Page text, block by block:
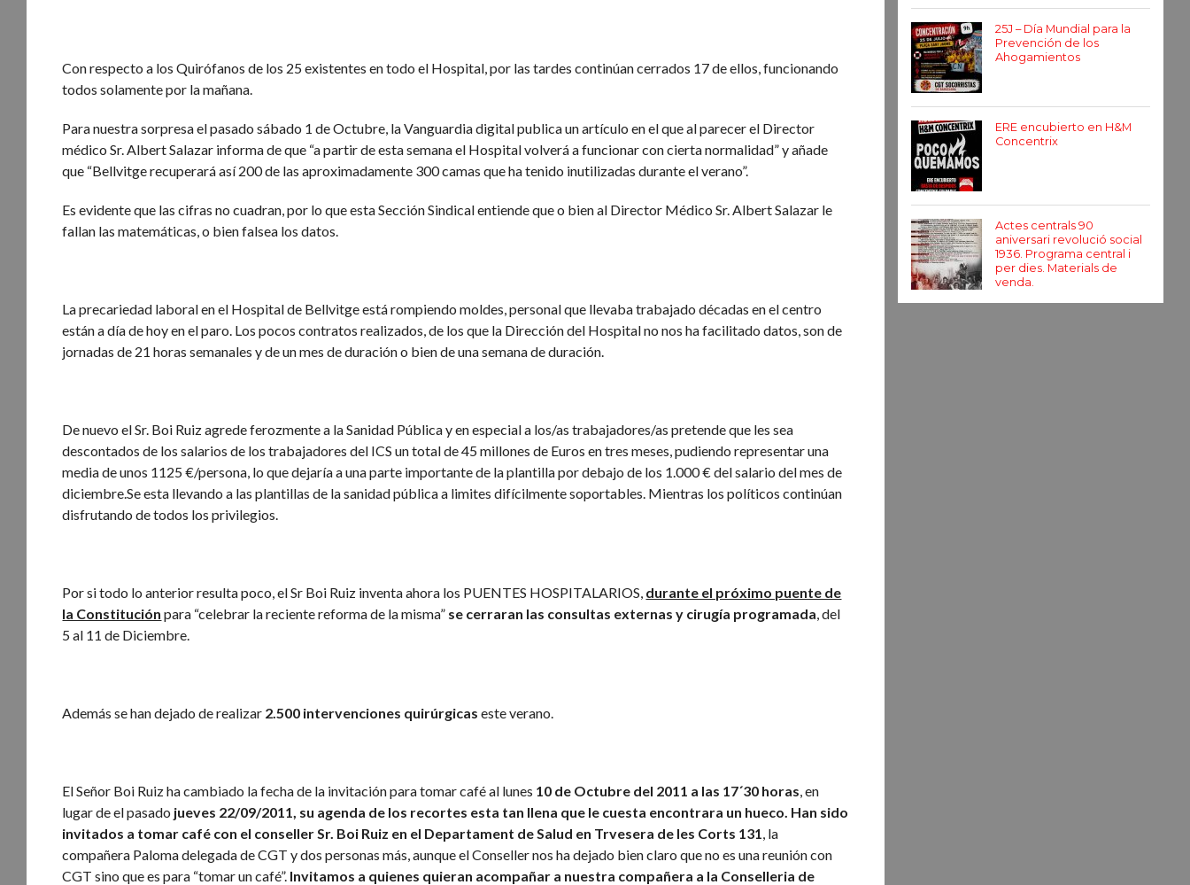
Con respecto a los Quirófanos de los 25 existentes en todo el Hospital, por las tardes continúan cerrados 17 de ellos, funcionando
todos solamente por la mañana.
Para nuestra sorpresa el pasado sábado 1 de Octubre, la Vanguardia digital publica un artículo en el que al parecer el Director
médico Sr. Albert Salazar informa de que “a partir de esta semana el Hospital volverá a funcionar con cierta normalidad” y añade
que “Bellvitge recuperará así 200 de las aproximadamente 300 camas que ha tenido inutilizadas durante el verano”.
Es evidente que las cifras no cuadran, por lo que esta Sección Sindical entiende que o bien al Director Médico Sr. Albert Salazar le
fallan las matemáticas, o bien falsea los datos.
La precariedad laboral en el Hospital de Bellvitge está rompiendo moldes, personal que llevaba trabajado décadas en el centro
están a día de hoy en el paro. Los pocos contratos realizados, de los que la Dirección del Hospital no nos ha facilitado datos, son de
jornadas de 21 horas semanales y de un mes de duración o bien de una semana de duración.
De nuevo el Sr. Boi Ruiz agrede ferozmente a la Sanidad Pública y en especial a los/as trabajadores/as pretende que les sea
descontados de los salarios de los trabajadores del ICS un total de 45 millones de Euros en tres meses, pudiendo representar una
media de unos 1125 €/persona, lo que dejaría a una parte importante de la plantilla por debajo de los 1.000 € del salario del mes de
diciembre.Se esta llevando a las plantillas de la sanidad pública a limites difícilmente soportables. Mientras los políticos continúan
disfrutando de todos los privilegios.
Por si todo lo anterior resulta poco, el Sr Boi Ruiz inventa ahora los PUENTES HOSPITALARIOS, durante el próximo puente de
la Constitución para “celebrar la reciente reforma de la misma” se cerraran las consultas externas y cirugía programada, del
5 al 11 de Diciembre.
Además se han dejado de realizar 2.500 intervenciones quirúrgicas este verano.
El Señor Boi Ruiz ha cambiado la fecha de la invitación para tomar café al lunes 10 de Octubre del 2011 a las 17´30 horas, en
lugar de el pasado jueves 22/09/2011, su agenda de los recortes esta tan llena que le cuesta encontrara un hueco. Han sido
invitados a tomar café con el conseller Sr. Boi Ruiz en el Departament de Salud en Trvesera de les Corts 131, la
compañera Paloma delegada de CGT y dos personas más, aunque el Conseller nos ha dejado bien claro que no es una reunión con
CGT sino que es para “tomar un café”. Invitamos a quienes quieran acompañar a nuestra compañera a la Conselleria de
25J – Día Mundial para la
Prevención de los
Ahogamientos
ERE encubierto en H&M
Concentrix
Actes centrals 90
aniversari revolució social
1936. Programa central i
per dies. Materials de
venda.